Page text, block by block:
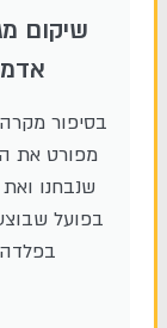
שיקום
בסיפור
מפורט את
שנבחנו
בפועל
בפלדה